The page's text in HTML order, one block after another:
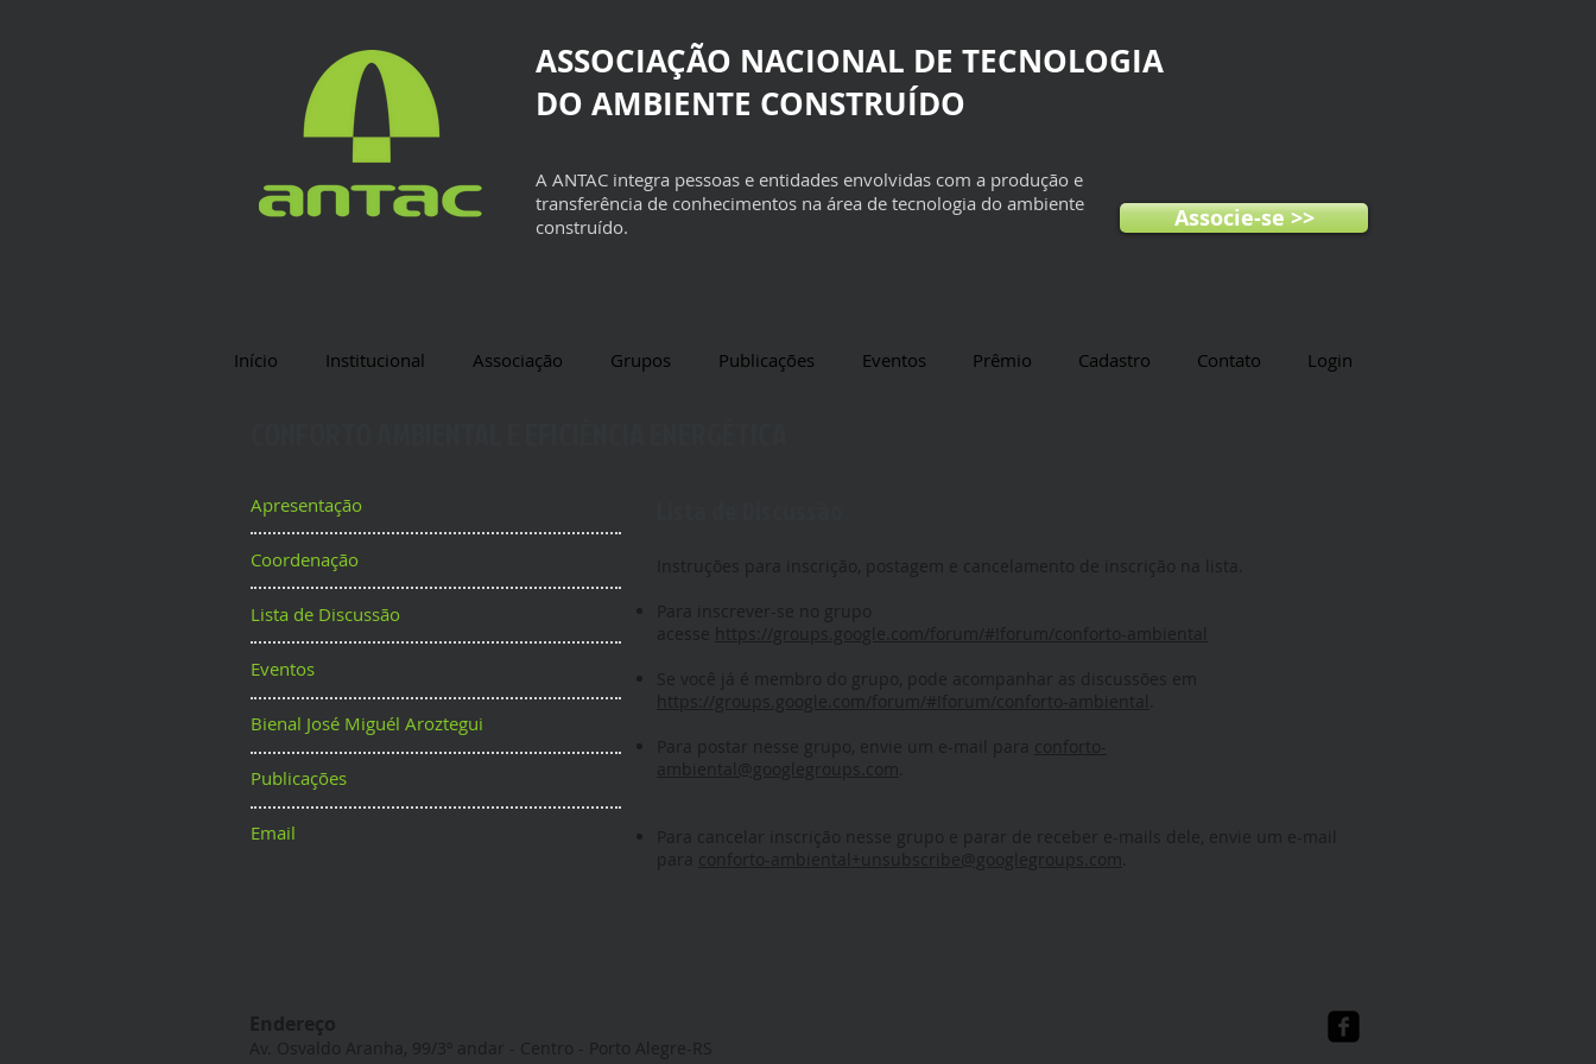
Associe-se >>
ASSOCIAÇÃO NACIONAL DE TECNOLOGIA
DO AMBIENTE CONSTRUÍDO
A ANTAC integra pessoas e entidades envolvidas com a produção e
transferência de conhecimentos na área de tecnologia do ambiente
construído.
Início Institucional Associação Grupos Publicações Eventos Prêmio Cadastro Contato Login
Apresentação
Coordenação
Lista de Discussão
Eventos
Bienal José Miguél Aroztegui
Publicações
Email
Instruções para inscrição, postagem e cancelamento de inscrição na lista.
Para inscrever-se no grupo
acesse
https://groups.google.com/forum/#!forum/conforto-ambiental
Se você já é membro do grupo, pode acompanhar as discussões em
https://groups.google.com/forum/#!forum/conforto-ambiental
Para postar nesse grupo, envie um e-mail para conforto-
ambiental@googlegroups.com
Para cancelar inscrição nesse grupo e parar de receber e-mails dele, envie um e-mail
conforto-ambiental+unsubscribe@googlegroups.com
Endereço
Av. Osvaldo Aranha, 99/3º andar - Centro - Porto Alegre-RS